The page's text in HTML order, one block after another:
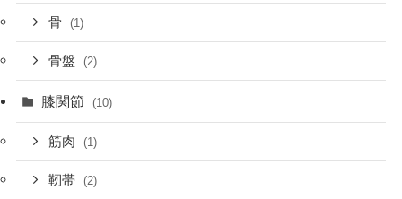
骨 (1)
骨盤 (2)
膝関節 (10)
筋肉 (1)
靭帯 (2)